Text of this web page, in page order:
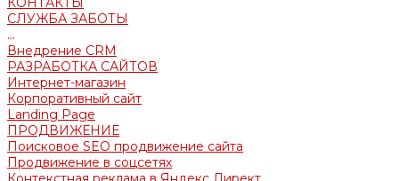
СЛУЖБА ЗАБОТЫ
...
Внедрение CRM
РАЗРАБОТКА САЙТОВ
Интернет-магазин
Корпоративный сайт
Landing Page
ПРОДВИЖЕНИЕ
Поисковое SEO продвижение сайта
Продвижение в соцсетях